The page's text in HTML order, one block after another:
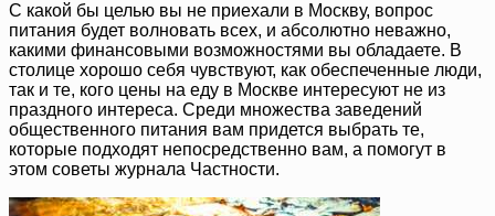
С какой бы целью вы не приехали в Москву, вопрос
питания будет волновать всех, и абсолютно неважно,
какими финансовыми возможностями вы обладаете. В
столице хорошо себя чувствуют, как обеспеченные люди,
так и те, кого цены на еду в Москве интересуют не из
праздного интереса. Среди множества заведений
общественного питания вам придется выбрать те,
которые подходят непосредственно вам, а помогут в
этом советы журнала Частности.